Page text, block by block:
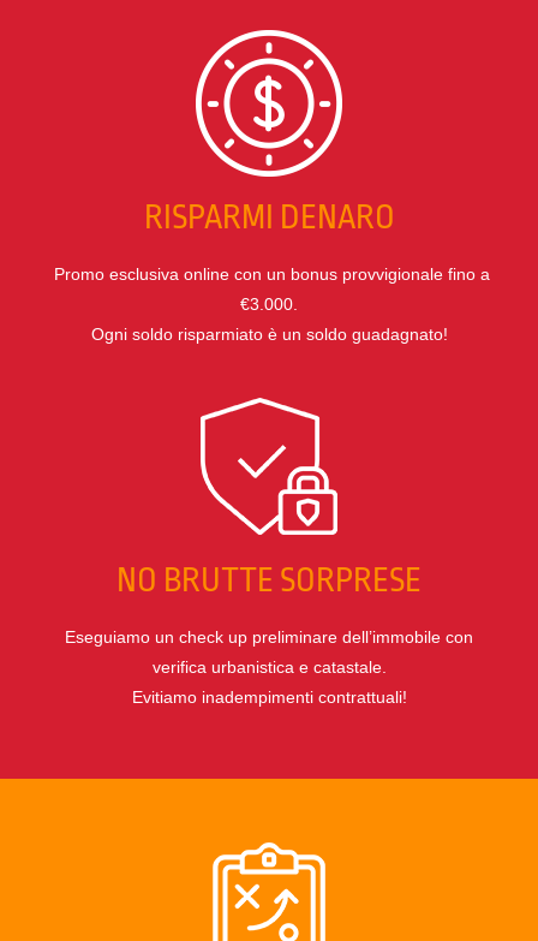
RISPARMI DENARO
Promo esclusiva online con un bonus provvigionale fino a
€3.000.
Ogni soldo risparmiato è un soldo guadagnato!
NO BRUTTE SORPRESE
Eseguiamo un check up preliminare dell’immobile con
verifica urbanistica e catastale.
Evitiamo inadempimenti contrattuali!